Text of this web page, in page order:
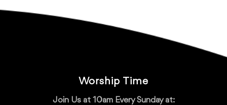
Worship Time
Join Us at 10am Every Sunday at: